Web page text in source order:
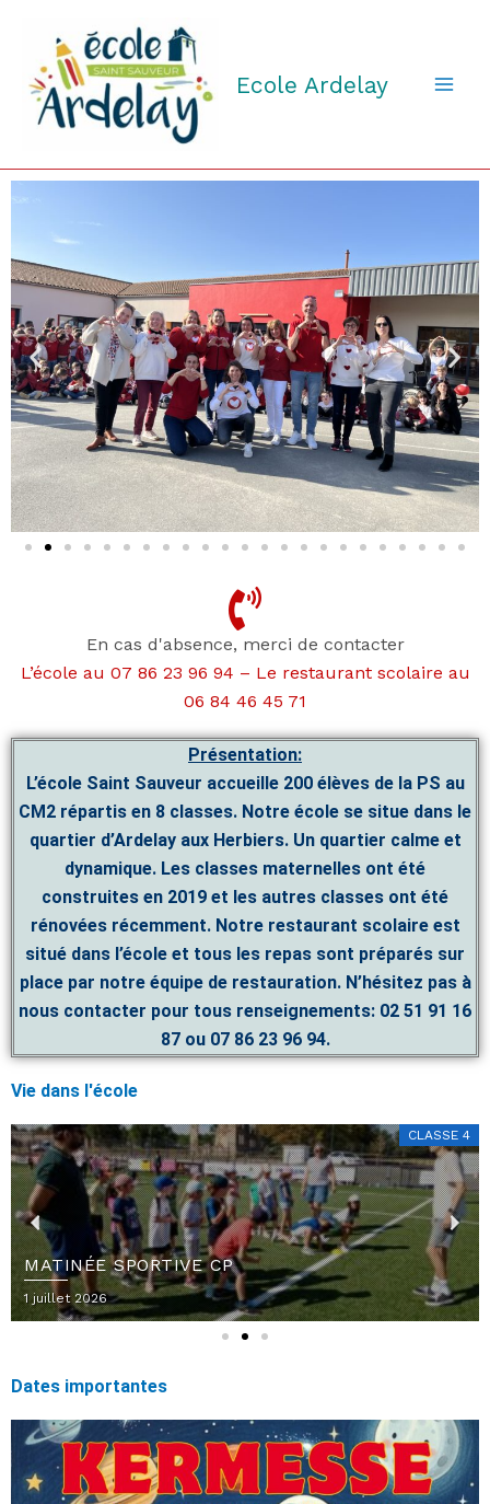
contenu
Ecole Ardelay
En cas d'absence, merci de contacter
L’école au 07 86 23 96 94 – Le restaurant scolaire au
06 84 46 45 71
Présentation:
L’école Saint Sauveur accueille 200 élèves de la PS au
CM2 répartis en 8 classes. Notre école se situe dans le
quartier d’Ardelay aux Herbiers. Un quartier calme et
dynamique. Les classes maternelles ont été
construites en 2019 et les autres classes ont été
rénovées récemment. Notre restaurant scolaire est
situé dans l’école et tous les repas sont préparés sur
place par notre équipe de restauration. N’hésitez pas à
nous contacter pour tous renseignements: 02 51 91 16
87 ou 07 86 23 96 94.
Vie dans l'école
CLASSE 4
MATINÉE SPORTIVE CP
Posted
on
1 juillet 2026
P
r
e
v
i
u
s
N
e
x
t
Dates importantes